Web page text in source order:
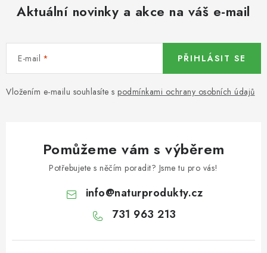
DÁRKOVÉ POUKAZY
OŘECHY NATURAL / MANDLE
OŘECHY NATURAL / KEŠU OŘECHY / KEŠU OŘECHY
CELÉ NATURAL
OŘECHY NATURAL / PODZEMNICE (ARAŠÍDY) /
PODZEMNICE OLEJNÁ BLANŠÍROVANÁ
Aktuální novinky a akce na váš e-mail
E-mail
Vložením e-mailu souhlasíte s podmínkami ochrany osobních údajů
PŘIHLÁSIT SE
Pomůžeme vám s výběrem
Potřebujete s něčím poradit? Jsme tu pro vás!
info@naturprodukty.cz
731 963 213